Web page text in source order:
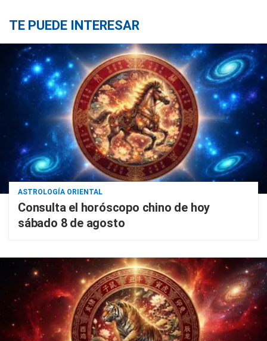
TE PUEDE INTERESAR
ASTROLOGÍA ORIENTAL
Consulta el horóscopo chino de hoy
sábado 8 de agosto